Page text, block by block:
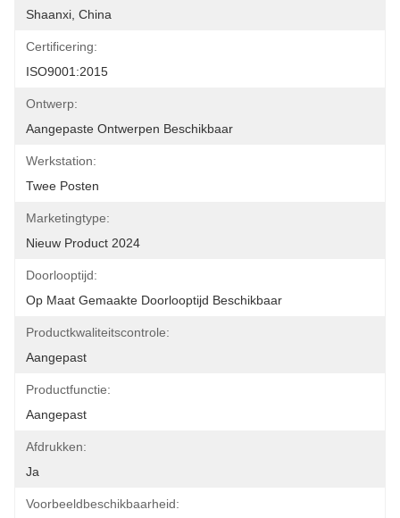
Shaanxi, China
Certificering:
ISO9001:2015
Ontwerp:
Aangepaste Ontwerpen Beschikbaar
Werkstation:
Twee Posten
Marketingtype:
Nieuw Product 2024
Doorlooptijd:
Op Maat Gemaakte Doorlooptijd Beschikbaar
Productkwaliteitscontrole:
Aangepast
Productfunctie:
Aangepast
Afdrukken:
Ja
Voorbeeldbeschikbaarheid: